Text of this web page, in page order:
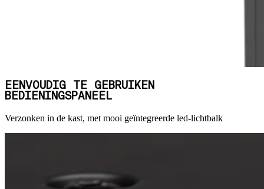
EENVOUDIG TE GEBRUIKEN
BEDIENINGSPANEEL
Verzonken in de kast, met mooi geïntegreerde led-lichtbalk